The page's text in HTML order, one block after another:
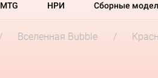
MTG НРИ Сборные
Вселенная Bubble